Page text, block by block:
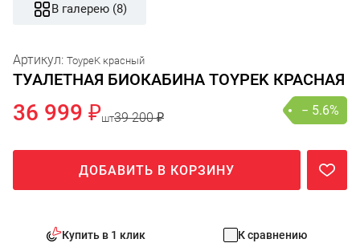
В галерею (8)
Артикул: ToypeK красный
ТУАЛЕТНАЯ БИОКАБИНА TOYPEK КРАСНАЯ
36 999 ₽шт39 200 ₽ − 5.6%
ДОБАВИТЬ В КОРЗИНУ
Купить в 1 клик К сравнению